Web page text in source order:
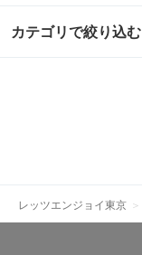
カテゴリで絞り込む
レッツエンジョイ東京